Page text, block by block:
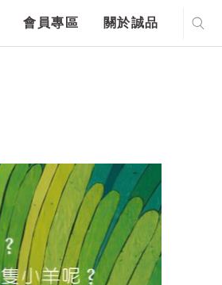
會員專區 關於誠品